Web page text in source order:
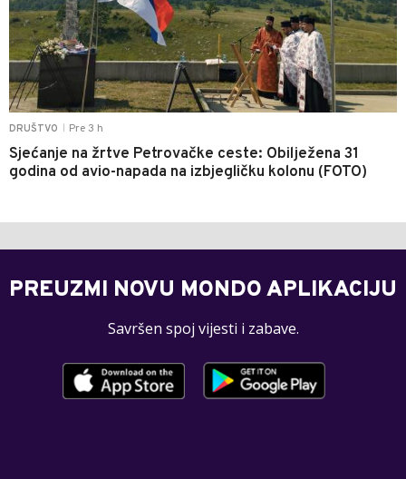
DRUŠTVO Pre 3 h
Sjećanje na žrtve Petrovačke ceste: Obilježena 31
godina od avio-napada na izbjegličku kolonu (FOTO)
PREUZMI NOVU MONDO APLIKACIJU
Savršen spoj vijesti i zabave.